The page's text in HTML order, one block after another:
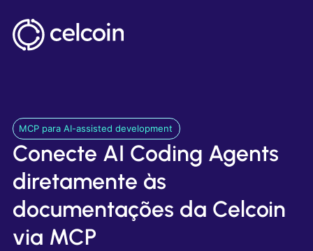
MCP para AI-assisted development
Conecte AI Coding Agents
diretamente às
documentações da Celcoin
via MCP